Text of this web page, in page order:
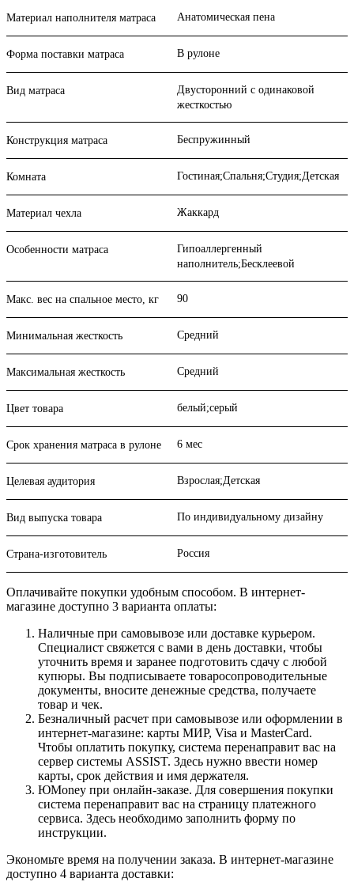
Материал наполнителя матраса Анатомическая пена
Форма поставки матраса В рулоне
Вид матраса
Двусторонний с одинаковой
жесткостью
Конструкция матраса Беспружинный
Комната Гостиная;Спальня;Студия;Детская
Материал чехла Жаккард
Особенности матраса
Гипоаллергенный
наполнитель;Бесклеевой
Макс. вес на спальное место, кг 90
Минимальная жесткость Средний
Максимальная жесткость Средний
Цвет товара белый;серый
Срок хранения матраса в рулоне 6 мес
Целевая аудитория Взрослая;Детская
Вид выпуска товара По индивидуальному дизайну
Страна-изготовитель Россия
Оплачивайте покупки удобным способом. В интернет-
магазине доступно 3 варианта оплаты:
Наличные при самовывозе или доставке курьером.
Специалист свяжется с вами в день доставки, чтобы
уточнить время и заранее подготовить сдачу с любой
купюры. Вы подписываете товаросопроводительные
документы, вносите денежные средства, получаете
товар и чек.
Безналичный расчет при самовывозе или оформлении в
интернет-магазине: карты МИР, Visa и MasterCard.
Чтобы оплатить покупку, система перенаправит вас на
сервер системы ASSIST. Здесь нужно ввести номер
карты, срок действия и имя держателя.
ЮMoney при онлайн-заказе. Для совершения покупки
система перенаправит вас на страницу платежного
сервиса. Здесь необходимо заполнить форму по
инструкции.
Экономьте время на получении заказа. В интернет-магазине
доступно 4 варианта доставки: